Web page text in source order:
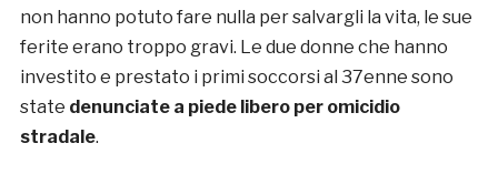
non hanno potuto fare nulla per salvargli la vita, le sue
ferite erano troppo gravi. Le due donne che hanno
investito e prestato i primi soccorsi al 37enne sono
state denunciate a piede libero per omicidio
stradale.